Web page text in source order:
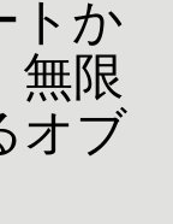
トか
無限
オブ